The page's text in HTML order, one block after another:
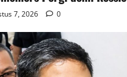
7, 2026 0